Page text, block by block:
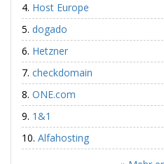
Host Europe
dogado
Hetzner
checkdomain
ONE.com
1&1
Alfahosting